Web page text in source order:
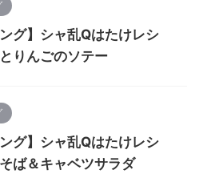
ング】シャ乱Qはたけレシ
りんごのソテー
ング】シャ乱Qはたけレシ
ば＆キャベツサラダ